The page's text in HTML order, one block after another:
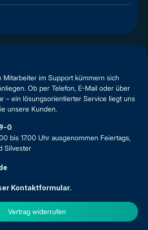
Mitarbeiter im Support kümmern sich
Ob per Telefon, E-Mail oder über
– ein lösungsorientierter Service liegt uns
unsere Kunden.
0
bis 17.00 Uhr ausgenommen Feiertags,
Silvester
Kontaktformular.
Vertrag widerrufen